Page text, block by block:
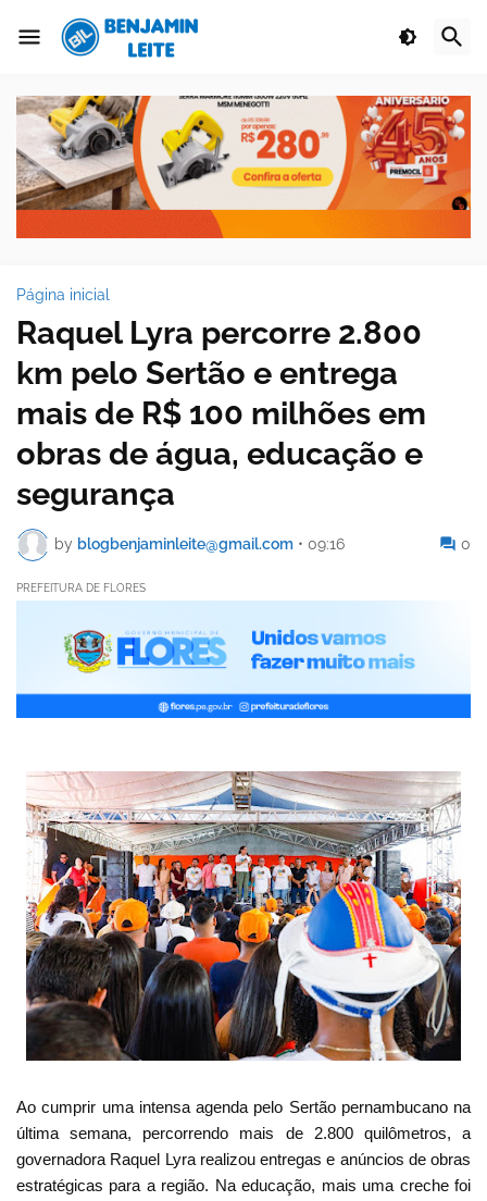
Página inicial
Raquel Lyra percorre 2.800
km pelo Sertão e entrega
mais de R$ 100 milhões em
obras de água, educação e
segurança
by blogbenjaminleite@gmail.com • 09:16 0
PREFEITURA DE FLORES
Ao cumprir uma intensa agenda pelo Sertão pernambucano na
última semana, percorrendo mais de 2.800 quilômetros, a
governadora Raquel Lyra realizou entregas e anúncios de obras
estratégicas para a região. Na educação, mais uma creche foi